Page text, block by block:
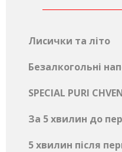
Лисички та літо
Безалкогольні
SPECIAL PURI
За 5 хвилин до
5 хвилин після